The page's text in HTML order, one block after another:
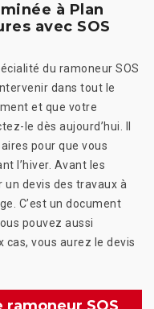
à Plan
avec SOS
du ramoneur SOS
dans tout le
et que votre
le dès aujourd’hui. Il
pour que vous
l’hiver. Avant les
devis des travaux à
C’est un document
pouvez aussi
cas, vous aurez le devis